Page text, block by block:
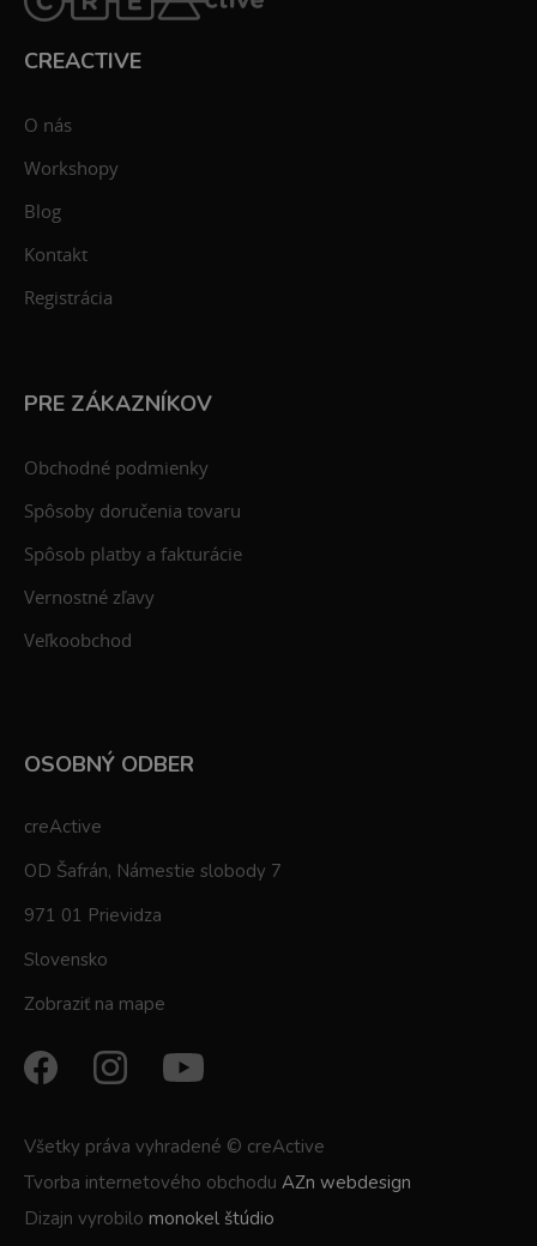
CREACTIVE
O nás
Workshopy
Blog
Kontakt
Registrácia
PRE ZÁKAZNÍKOV
Obchodné podmienky
Spôsoby doručenia tovaru
Spôsob platby a fakturácie
Vernostné zľavy
Veľkoobchod
OSOBNÝ ODBER
creActive
OD Šafrán, Námestie slobody 7
971 01 Prievidza
Slovensko
Zobraziť na mape
Všetky práva vyhradené © creActive
Tvorba internetového obchodu AZn webdesign
Dizajn vyrobilo monokel štúdio